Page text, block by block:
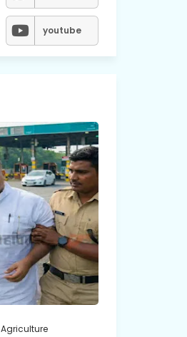
youtube
Agriculture